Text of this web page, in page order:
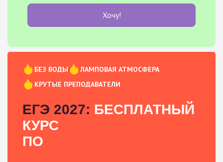
Хочу!
БЕЗ ВОДЫ
ЛАМПОВАЯ АТМОСФЕРА
КРУТЫЕ ПРЕПОДАВАТЕЛИ
ЕГЭ 2027: БЕСПЛАТНЫЙ
КУРС
ПО